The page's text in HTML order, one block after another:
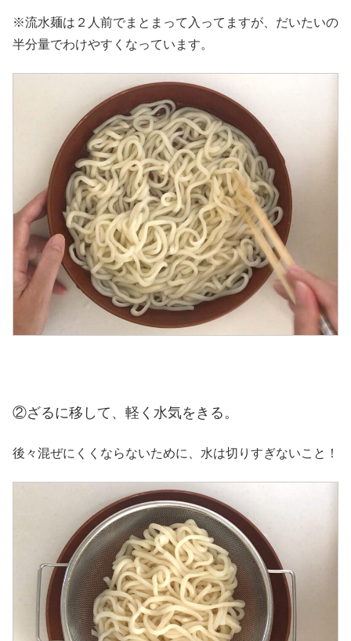
※流水麺は２人前でまとまって入ってますが、だいたいの
半分量でわけやすくなっています。
②ざるに移して、軽く水気をきる。
後々混ぜにくくならないために、水は切りすぎないこと！